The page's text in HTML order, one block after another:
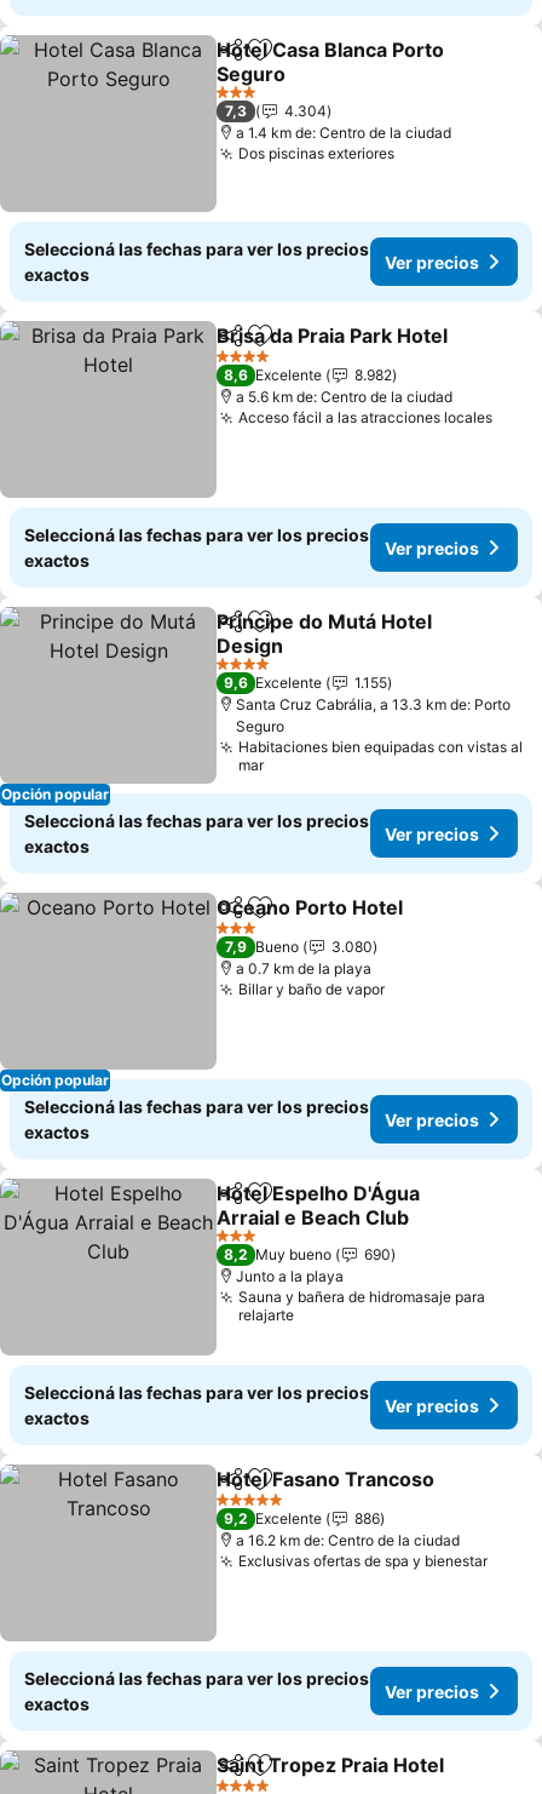
CompartirAñadir a favoritos
Hotel Casa Blanca Porto
Seguro
3 Estrellas
7,3
4.304
a 1.4 km de: Centro de la ciudad
Dos piscinas exteriores
Seleccioná las fechas para ver los precios
exactos
Ver precios
CompartirAñadir a favoritos
Brisa da Praia Park Hotel
4 Estrellas
8,6 Excelente
8.982
a 5.6 km de: Centro de la ciudad
Acceso fácil a las atracciones locales
Seleccioná las fechas para ver los precios
exactos
Ver precios
Opción popular
CompartirAñadir a favoritos
Principe do Mutá Hotel
Design
4 Estrellas
9,6 Excelente
1.155
Santa Cruz Cabrália, a 13.3 km de: Porto
Seguro
Habitaciones bien equipadas con vistas al
mar
Seleccioná las fechas para ver los precios
exactos
Ver precios
Opción popular
CompartirAñadir a favoritos
Oceano Porto Hotel
3 Estrellas
7,9 Bueno
3.080
a 0.7 km de la playa
Billar y baño de vapor
Seleccioná las fechas para ver los precios
exactos
Ver precios
CompartirAñadir a favoritos
Hotel Espelho D'Água
Arraial e Beach Club
3 Estrellas
8,2 Muy bueno
690
Junto a la playa
Sauna y bañera de hidromasaje para
relajarte
Seleccioná las fechas para ver los precios
exactos
Ver precios
CompartirAñadir a favoritos
Hotel Fasano Trancoso
5 Estrellas
9,2 Excelente
886
a 16.2 km de: Centro de la ciudad
Exclusivas ofertas de spa y bienestar
Seleccioná las fechas para ver los precios
exactos
Ver precios
CompartirAñadir a favoritos
Saint Tropez Praia Hotel